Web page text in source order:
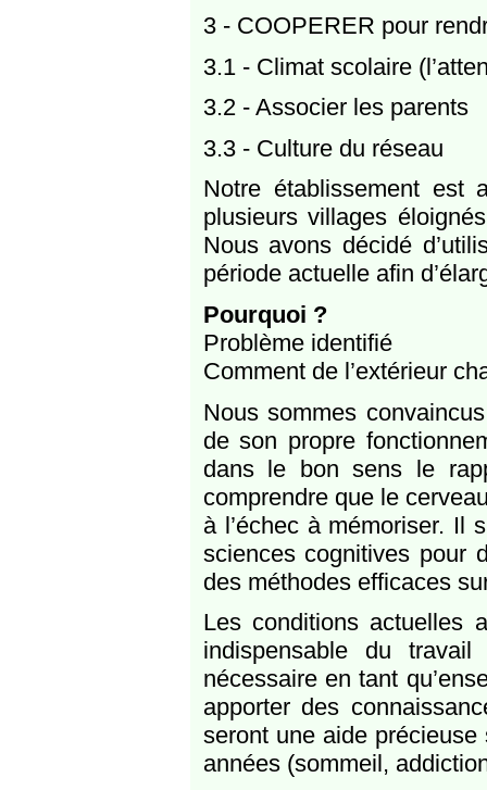
3 - COOPERER pour
3.1 - Climat scolaire
3.2 - Associer les parents
3.3 - Culture du réseau
Notre établissement est
plusieurs villages
Nous avons décidé
période actuelle afin
Pourquoi ?
Problème identifié
Comment de l’extérieur
Nous sommes
de son propre
dans le bon sens le
comprendre que le
à l’échec à mémoriser. Il
sciences cognitives pour
des méthodes efficaces
Les conditions actuelles
indispensable du
nécessaire en tant
apporter des
seront une aide
années (sommeil,